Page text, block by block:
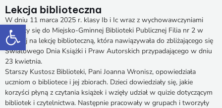
Otwórz pasek narzędzi
Lekcja biblioteczna
W dniu 11 marca 2025 r. klasy Ib i Ic wraz z wychowawczyniami
wybrały się do Miejsko-Gminnej Biblioteki Publicznej Filia nr 2 w
Łęcznej na lekcję biblioteczną, która nawiązywała do zbliżającego się
Światowego Dnia Książki i Praw Autorskich przypadającego w dniu
23 kwietnia.
Starszy Kustosz Biblioteki, Pani Joanna Wronisz, opowiedziała
uczniom o bibliotece i jej zbiorach. Dzieci dowiedziały się, jakie
korzyści płyną z czytania książek i wzięły udział w quizie dotyczącym
bibliotek i czytelnictwa. Następnie pracowały w grupach i tworzyły